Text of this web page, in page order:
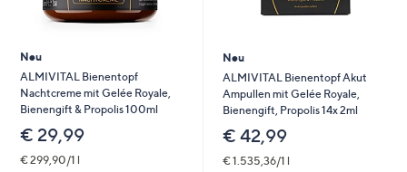
Neu
ALMIVITAL Bienentopf
Nachtcreme mit Gelée Royale,
Bienengift & Propolis 100ml
€ 29,99
€ 299,90/1 l
Neu
ALMIVITAL Bienentopf Akut
Ampullen mit Gelée Royale,
Bienengift, Propolis 14x 2ml
€ 42,99
€ 1.535,36/1 l